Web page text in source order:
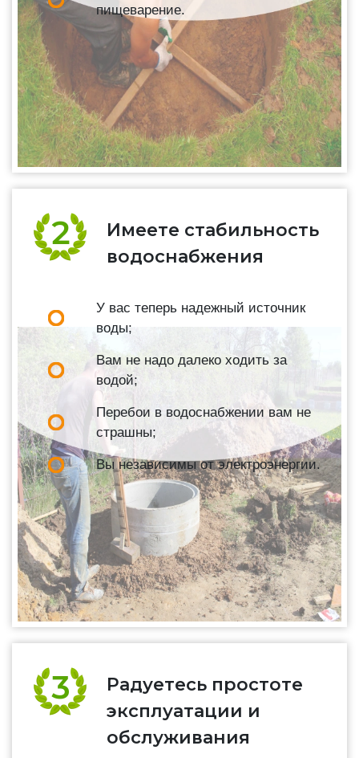
пищеварение.
Имеете стабильность
водоснабжения
У вас теперь надежный источник
воды;
Вам не надо далеко ходить за
водой;
Перебои в водоснабжении вам не
страшны;
Вы независимы от электроэнергии.
Радуетесь простоте
эксплуатации и
обслуживания